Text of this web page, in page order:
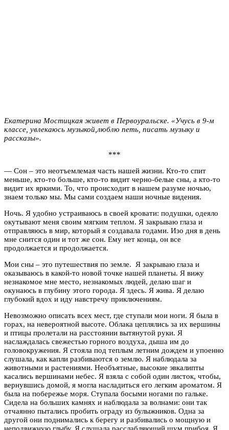
Екатерина Мостицкая живет в Первоуральске. «Учусь в 9-м
классе, увлекаюсь музыкой,люблю петь, писать музыку и
рассказы».
***
— Сон – это неотъемлемая часть нашей жизни. Кто-то спит
меньше, кто-то больше, кто-то видит черно-белые сны, а кто-то
видит их яркими. То, что происходит в нашем разуме ночью,
знаем только мы. Мы сами создаем наши ночные видения.
Ночь. Я удобно устраиваюсь в своей кровати: подушки, одеяло
окутывают меня своим мягким теплом. Я закрываю глаза и
отправляюсь в мир, который я создавала годами. Изо дня в день
мне снится один и тот же сон. Ему нет конца, он все
продолжается и продолжается.
Мои сны – это путешествия по земле. Я закрываю глаза и
оказываюсь в какой-то новой точке нашей планеты. Я вижу
незнакомое мне место, незнакомых людей, делаю шаг и
окунаюсь в глубину этого города. Я здесь. Я жива. Я делаю
глубокий вдох и иду навстречу приключениям.
Невозможно описать всех мест, где ступали мои ноги. Я была в
горах, на невероятной высоте. Облака цеплялись за их вершины
и птицы пролетали на расстоянии вытянутой руки. Я
наслаждалась свежестью горного воздуха, дыша им до
головокружения. Я стояла под теплым летним дождем и упоенно
слушала, как капли разбиваются о землю. Я наблюдала за
животными и растениями. Необъятные, высокие эвкалипты
касались вершинами небес. Я взяла с собой один листок, чтобы,
вернувшись домой, я могла насладиться его легким ароматом. Я
была на побережье моря. Ступала босыми ногами по гальке.
Сидела на больших камнях и наблюдала за волнами: они так
отчаянно пытались пробить ограду из булыжников. Одна за
другой они поднимались к берегу и разбивались о мощную и